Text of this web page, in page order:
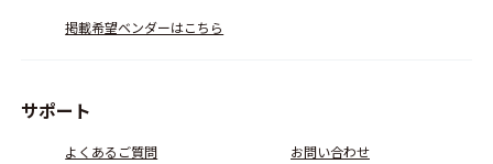
掲載希望ベンダーはこちら
サポート
よくあるご質問
お問い合わせ